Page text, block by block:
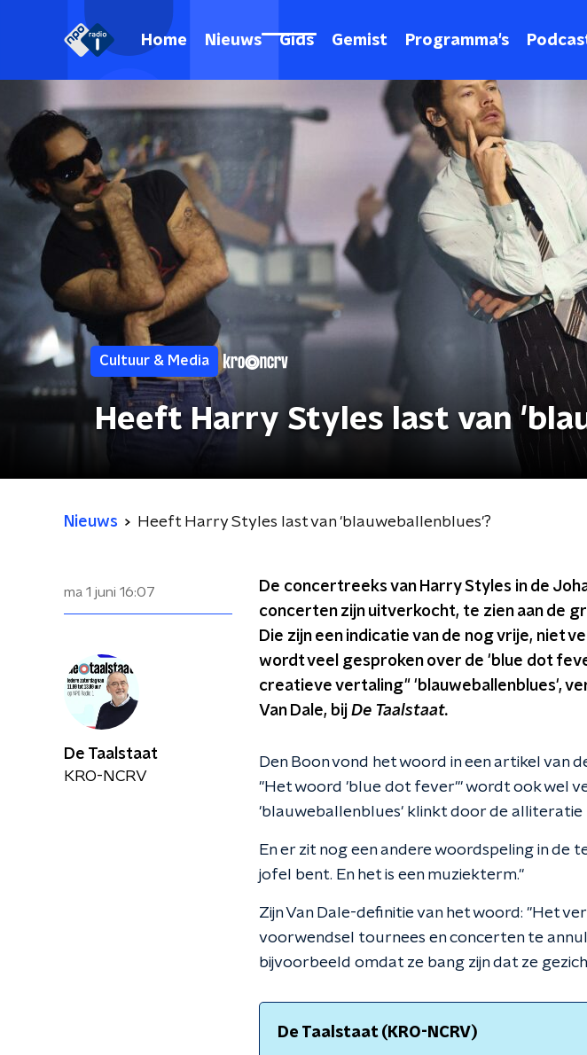
Home Nieuws Gids Gemist Programma's
Cultuur & Media
Heeft Harry Styles last van
Nieuws Heeft Harry Styles last van 'blauweballenblues'?
ma 1 juni 16:07
De concertreeks van Harry Styles in de
concerten zijn uitverkocht, te zien aan de
Die zijn een indicatie van de nog vrije, niet
wordt veel gesproken over de 'blue dot
creatieve vertaling" 'blauweballenblues',
Van Dale, bij De Taalstaat.
Den Boon vond het woord in een artikel van
"Het woord 'blue dot fever'" wordt ook wel
'blauweballenblues' klinkt door de alliteratie
En er zit nog een andere woordspeling in de
jofel bent. En het is een muziekterm."
Zijn Van Dale-definitie van het woord: "Het
voorwendsel tournees en concerten te
bijvoorbeeld omdat ze bang zijn dat ze
De Taalstaat (KRO-NCRV)
De Taalstaat
KRO-NCRV